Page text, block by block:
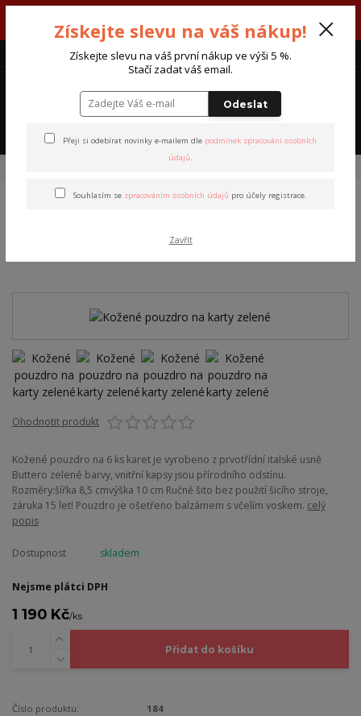
od 7:00 do 15:30 hodin.
CZK
Ohodnotit produkt
Kožené pouzdro na 6 ks karet je vyrobeno z prvotřídní italské usně
Buttero zelené barvy, vnitřní kapsy jsou přírodního odstínu.
Rozměry:šířka 8,5 cmvýška 10 cm Ručně šito bez použití šicího stroje,
záruka 15 let! Pouzdro je ošetřeno balzámem s včelím voskem. celý
popis
Dostupnost skladem
Nejsme plátci DPH
1 190 Kč/ks
Přidat do košíku
Číslo produktu:
184
Získejte slevu na váš nákup!
Získejte slevu na váš první nákup ve výši 5 %.
Stačí zadat váš email.
Odeslat
Přeji si odebírat novinky e-mailem dle podmínek zpracování osobních
údajů.
Souhlasím se zpracováním osobních údajů pro účely registrace.
Zavřít